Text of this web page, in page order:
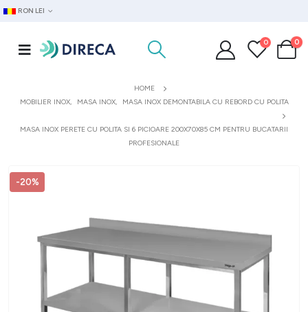
RON LEI
0 0
HOME
MOBILIER INOX, MASA INOX, MASA INOX DEMONTABILA CU REBORD CU POLITA
MASA INOX PERETE CU POLITA SI 6 PICIOARE 200X70X85 CM PENTRU BUCATARII
PROFESIONALE
-20%